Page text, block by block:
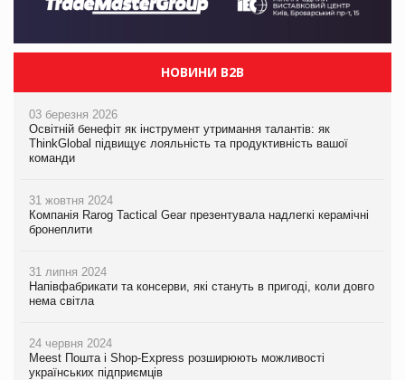
НОВИНИ B2B
03 березня 2026
Освітній бенефіт як інструмент утримання талантів: як
ThinkGlobal підвищує лояльність та продуктивність вашої
команди
31 жовтня 2024
Компанія Rarog Tactical Gear презентувала надлегкі керамічні
бронеплити
31 липня 2024
Напівфабрикати та консерви, які стануть в пригоді, коли довго
нема світла
24 червня 2024
Meest Пошта і Shop-Express розширюють можливості
українських підприємців